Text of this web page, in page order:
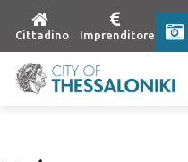
Cittadino Imprenditore